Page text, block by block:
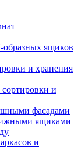
ящиков
и хранения
и
фасадами
ящиками
и